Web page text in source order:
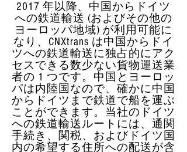
2017 年以降、中国からドイツ
への鉄道輸送 (およびその他の
ヨーロッパ地域) が利用可能に
なり、CNXtrans は中国からドイ
ツへの鉄道輸送に独占的にアク
セスできる数少ない貨物運送業
者の 1 つです。中国とヨーロッ
パは内陸国なので、確かに中国
からドイツまで鉄道で船を運ぶ
ことができます。当社のドイツ
への鉄道輸送ルートには、通関
手続き、関税、およびドイツ国
内の希望する住所への配送が含